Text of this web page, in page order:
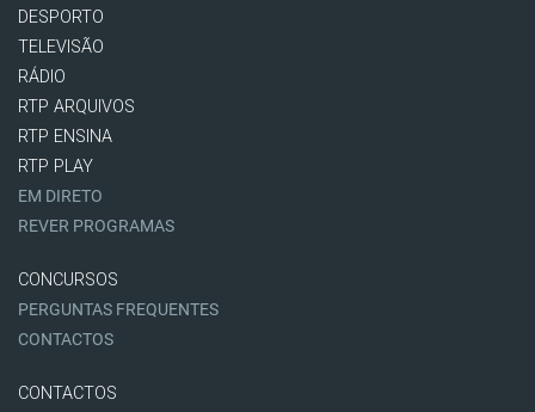
DESPORTO
TELEVISÃO
RÁDIO
RTP ARQUIVOS
RTP ENSINA
RTP PLAY
EM DIRETO
REVER PROGRAMAS
CONCURSOS
PERGUNTAS FREQUENTES
CONTACTOS
CONTACTOS